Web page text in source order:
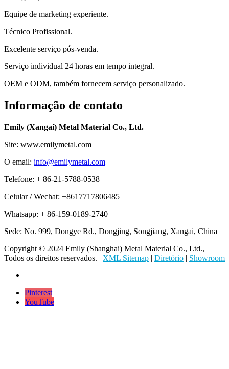
Equipe de marketing experiente.
Técnico Profissional.
Excelente serviço pós-venda.
Serviço individual 24 horas em tempo integral.
OEM e ODM, também fornecem serviço personalizado.
Informação de contato
Emily (Xangai) Metal Material Co., Ltd.
Site: www.emilymetal.com
O email: info@emilymetal.com
Telefone: + 86-21-5788-0538
Celular / Wechat: +8617717806485
Whatsapp: + 86-159-0189-2740
Sede: No. 999, Dongye Rd., Dongjing, Songjiang, Xangai, China
Copyright © 2024 Emily (Shanghai) Metal Material Co., Ltd.,
Todos os direitos reservados. | XML Sitemap | Diretório | Showroom
Pinterest
YouTube